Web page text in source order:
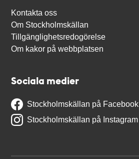
Kontakta oss
Om Stockholmskällan
Tillgänglighetsredogörelse
Om kakor på webbplatsen
Sociala medier
Stockholmskällan på Facebook
Stockholmskällan på Instagram